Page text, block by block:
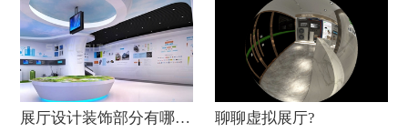
展厅设计装饰部分有哪些需要注意的细节？ 聊聊虚拟展厅?